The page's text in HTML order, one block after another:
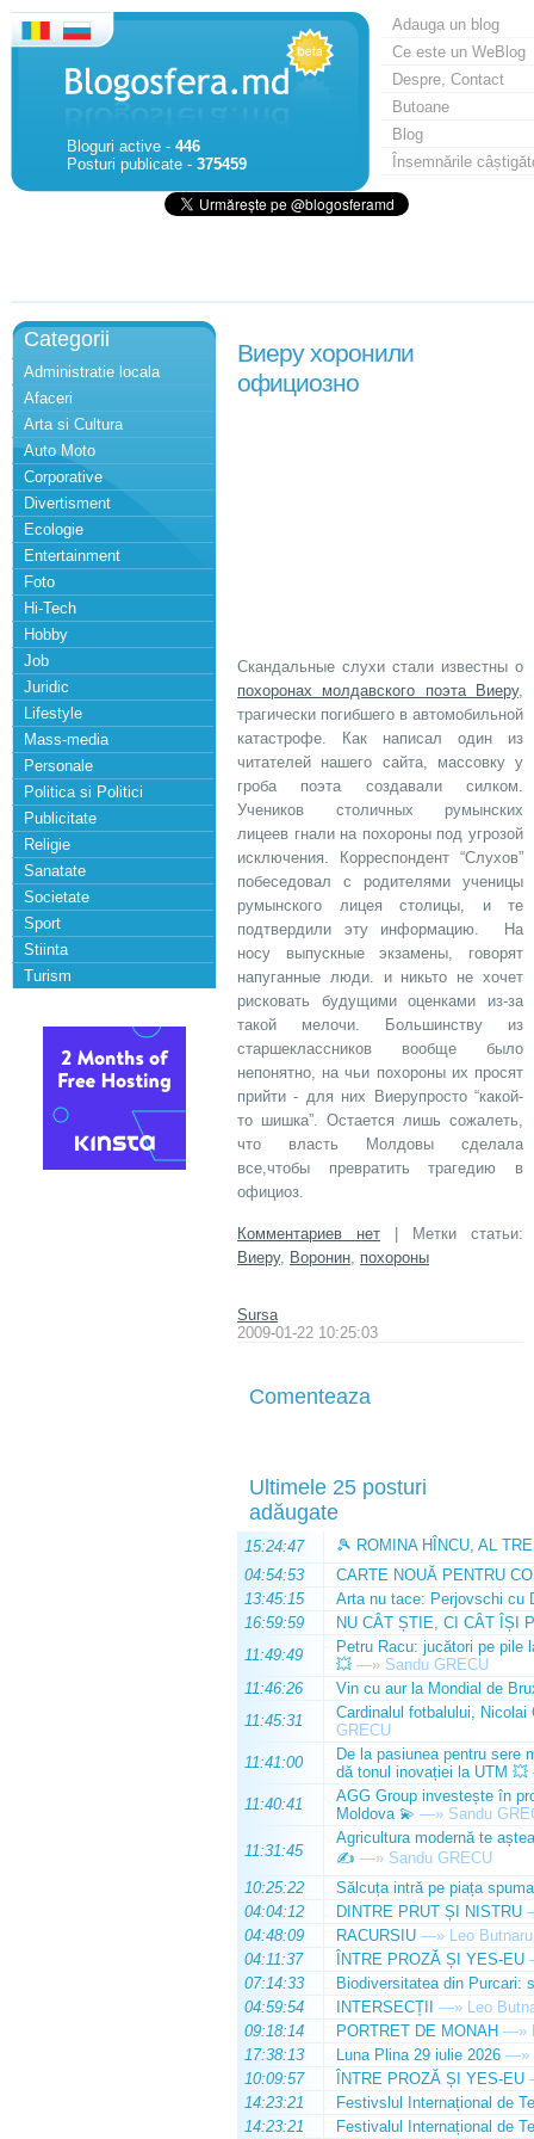
Bloguri active - 446
Posturi publicate - 375459
Adauga un blog
Ce este un WeBlog
Despre, Contact
Butoane
Blog
Însemnările
Categorii
Administratie locala
Afaceri
Arta si Cultura
Auto Moto
Corporative
Divertisment
Ecologie
Entertainment
Foto
Hi-Tech
Hobby
Job
Juridic
Lifestyle
Mass-media
Personale
Politica si Politici
Publicitate
Religie
Sanatate
Societate
Sport
Stiinta
Turism
Виеру хоронили
официозно
Скандальные слухи стали известны о
похоронах молдавского поэта Виеру,
трагически погибшего в автомобильной
катастрофе. Как написал один из
читателей нашего сайта, массовку у
гроба поэта создавали силком.
Учеников столичных румынских
лицеев гнали на похороны под угрозой
исключения. Корреспондент “Слухов”
побеседовал с родителями ученицы
румынского лицея столицы, и те
подтвердили эту информацию. На
носу выпускные экзамены, говорят
напуганные люди. и никьто не хочет
рисковать будущими оценками из-за
такой мелочи. Большинству из
старшеклассников вообще было
непонятно, на чьи похороны их просят
прийти - для них Виерупросто “какой-
то шишка”. Остается лишь сожалеть,
что власть Молдовы сделала
все,чтобы превратить трагедию в
официоз.
Комментариев нет | Метки статьи:
Виеру, Воронин, похороны
Sursa
2009-01-22 10:25:03
Comenteaza
Ultimele 25 posturi
adăugate
15:24:47
🎾 ROMINA HÎNCU, AL
04:54:53
CARTE NOUĂ PENTRU
13:45:15
Arta nu tace: Perjovschi cu
16:59:59
NU CÂT ȘTIE, CI CÂT ÎȘI
11:49:49
Petru Racu: jucători pe pile
💥 —» Sandu GRECU
11:46:26
Vin cu aur la Mondial de
11:45:31
Cardinalul fotbalului,
GRECU
11:41:00
De la pasiunea pentru sere
dă tonul inovației la UTM 💥
11:40:41
AGG Group investește în
Moldova 💫 —» Sandu
11:31:45
Agricultura modernă te
✍️ —» Sandu GRECU
10:25:22
Sălcuța intră pe piața
04:04:12
DINTRE PRUT ȘI NISTRU
04:48:09
RACURSIU —» Leo Butnaru
04:11:37
ÎNTRE PROZĂ ȘI YES-EU
07:14:33
Biodiversitatea din Purcari:
04:59:54
INTERSECȚII —» Leo
09:18:14
PORTRET DE MONAH —»
17:38:13
Luna Plina 29 iulie 2026 —»
10:09:57
ÎNTRE PROZĂ ȘI YES-EU
14:23:21
Festivslul Internațional de
14:23:21
Festivalul Internațional de